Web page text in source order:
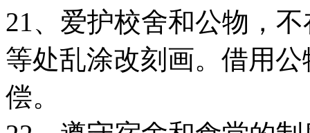
21、爱护校舍和公物，
等处乱涂改刻画。借用
偿。